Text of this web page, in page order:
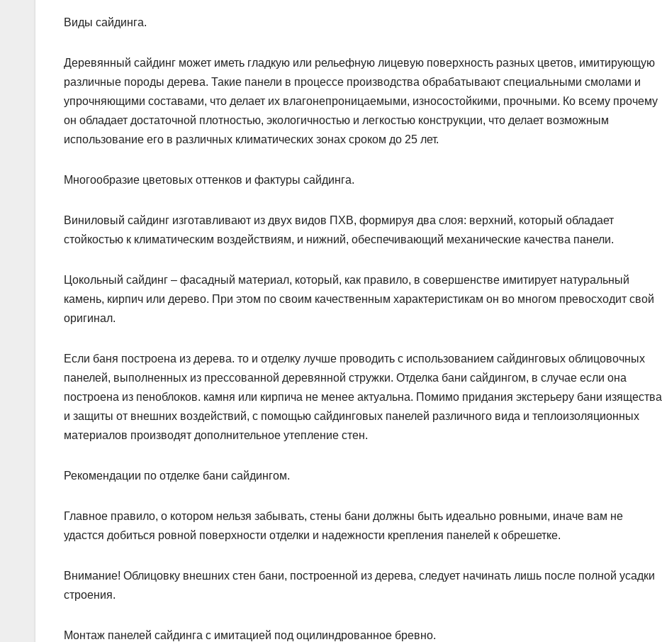
Виды сайдинга.
Деревянный сайдинг может иметь гладкую или рельефную лицевую поверхность разных цветов, имитирующую
различные породы дерева. Такие панели в процессе производства обрабатывают специальными смолами и
упрочняющими составами, что делает их влагонепроницаемыми, износостойкими, прочными. Ко всему прочему
он обладает достаточной плотностью, экологичностью и легкостью конструкции, что делает возможным
использование его в различных климатических зонах сроком до 25 лет.
Многообразие цветовых оттенков и фактуры сайдинга.
Виниловый сайдинг изготавливают из двух видов ПХВ, формируя два слоя: верхний, который обладает
стойкостью к климатическим воздействиям, и нижний, обеспечивающий механические качества панели.
Цокольный сайдинг – фасадный материал, который, как правило, в совершенстве имитирует натуральный
камень, кирпич или дерево. При этом по своим качественным характеристикам он во многом превосходит свой
оригинал.
Если баня построена из дерева. то и отделку лучше проводить с использованием сайдинговых облицовочных
панелей, выполненных из прессованной деревянной стружки. Отделка бани сайдингом, в случае если она
построена из пеноблоков. камня или кирпича не менее актуальна. Помимо придания экстерьеру бани изящества
и защиты от внешних воздействий, с помощью сайдинговых панелей различного вида и теплоизоляционных
материалов производят дополнительное утепление стен.
Рекомендации по отделке бани сайдингом.
Главное правило, о котором нельзя забывать, стены бани должны быть идеально ровными, иначе вам не
удастся добиться ровной поверхности отделки и надежности крепления панелей к обрешетке.
Внимание! Облицовку внешних стен бани, построенной из дерева, следует начинать лишь после полной усадки
строения.
Монтаж панелей сайдинга с имитацией под оцилиндрованное бревно.